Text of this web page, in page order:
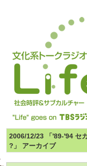
2006/12/23 「'89-'94 セ
?」 アーカイブ